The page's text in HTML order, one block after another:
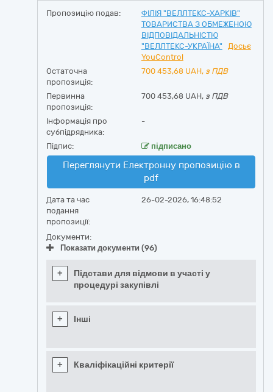
Пропозицію подав:
ФІЛІЯ "ВЕЛЛТЕКС-ХАРКІВ"
ТОВАРИСТВА З ОБМЕЖЕНОЮ
ВІДПОВІДАЛЬНІСТЮ
"ВЕЛЛТЕКС-УКРАЇНА"
Досьє
YouControl
Остаточна
пропозиція:
700 453,68 UAH, з ПДВ
Первинна
пропозиція:
700 453,68 UAH, з ПДВ
Інформація про
субпідрядника:
-
Підпис: підписано
Переглянути Електронну пропозицію в
pdf
Дата та час
подання
пропозиції:
26-02-2026, 16:48:52
Документи:
Показати документи (96)
+
Підстави для відмови в участі у
процедурі закупівлі
+ Інші
+ Кваліфікаційні критерії